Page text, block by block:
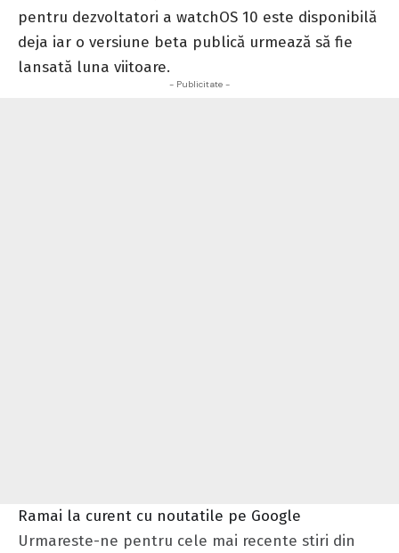
pentru dezvoltatori a watchOS 10 este disponibilă
deja iar o versiune beta publică urmează să fie
lansată luna viitoare.
- Publicitate -
Ramai la curent cu noutatile pe Google
Urmareste-ne pentru cele mai recente stiri din